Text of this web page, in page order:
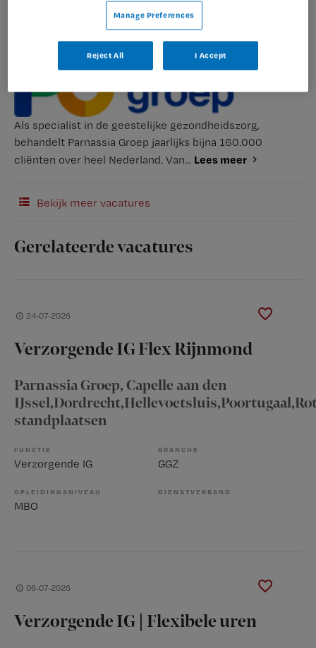
Als specialist in de geestelijke gezondheidszorg,
behandelt Parnassia Groep jaarlijks bijna 160.000
cliënten over heel Nederland. Van... Lees meer
Bekijk meer vacatures
Gerelateerde vacatures
24-07-2026
Verzorgende IG Flex Rijnmond
Parnassia Groep, Capelle aan den
standplaatsen
FUNCTIE
Verzorgende IG
BRANCHE
GGZ
OPLEIDINGSNIVEAU
MBO
DIENSTVERBAND
06-07-2026
Verzorgende IG | Flexibele uren
Manage Preferences
Reject All I Accept